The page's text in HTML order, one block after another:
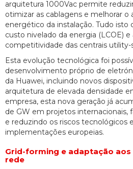
arquitetura 1000Vac permite
otimizar as cablagens e melhorar
energético da instalação. Tudo isto
custo nivelado da energia (LCOE)
competitividade das centrais utility-
Esta evolução tecnológica foi
desenvolvimento próprio de
da Huawei, incluindo novos
arquitetura de elevada densidade
empresa, esta nova geração já
de GW em projetos internacionais,
e reduzindo os riscos tecnológicos
implementações europeias.
Grid-forming e adaptação
rede